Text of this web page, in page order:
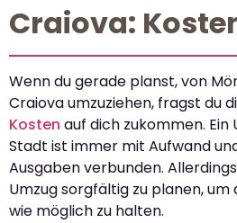
Craiova:
Wenn du gerade planst, von
Craiova umzuziehen, fragst du
Kosten auf dich zukommen. Ein
Stadt ist immer mit Aufwand
Ausgaben verbunden.
Umzug sorgfältig zu planen, um
wie möglich zu halten.